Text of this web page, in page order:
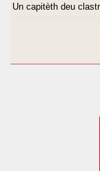
Un capitèth deu